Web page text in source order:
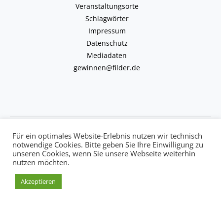
Veranstaltungsorte
Schlagwörter
Impressum
Datenschutz
Mediadaten
gewinnen@filder.de
Copyright © 2026 kulturkalender-filder.de | Powered by kulturkalender-
filder.de
Für ein optimales Website-Erlebnis nutzen wir technisch
notwendige Cookies. Bitte geben Sie Ihre Einwilligung zu
unseren Cookies, wenn Sie unsere Webseite weiterhin
nutzen möchten.
Akzeptieren